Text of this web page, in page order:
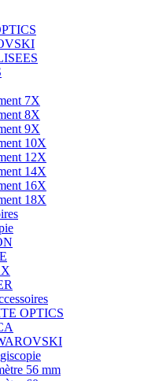
7X
8X
9X
10X
12X
14X
16X
18X
OPTICS
56 mm